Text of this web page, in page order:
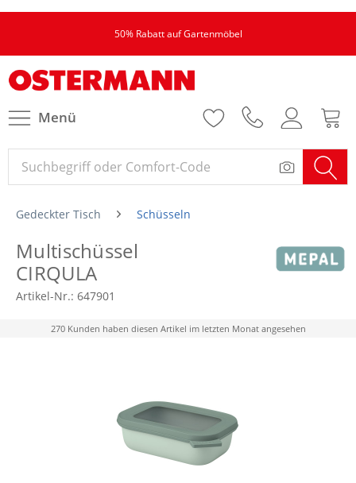
50% Rabatt auf Gartenmöbel
Menü
Gedeckter Tisch Schüsseln
Multischüssel
CIRQULA
Artikel-Nr.: 647901
270 Kunden haben diesen Artikel im letzten Monat angesehen